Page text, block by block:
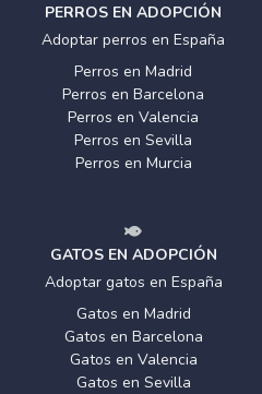
PERROS EN ADOPCIÓN
Adoptar perros en España
Perros en Madrid
Perros en Barcelona
Perros en Valencia
Perros en Sevilla
Perros en Murcia
GATOS EN ADOPCIÓN
Adoptar gatos en España
Gatos en Madrid
Gatos en Barcelona
Gatos en Valencia
Gatos en Sevilla